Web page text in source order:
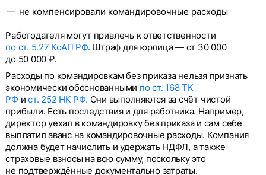
не компенсировали командировочные расходы
Работодателя могут привлечь к ответственности
по ст. 5.27 КоАП РФ. Штраф для юрлица — от 30 000
до 50 000 ₽.
Расходы по командировкам без приказа нельзя признать
экономически обоснованными по ст. 168 ТК
РФ ист. 252 НК РФ. Они выполняются за счёт чистой
прибыли. Есть последствия и для работника. Например,
директор уехал в командировку без приказа и сам себе
выплатил аванс на командировочные расходы. Компания
должна будет начислить и удержать НДФЛ, а также
страховые взносы на всю сумму, поскольку это
не подтверждённые документально затраты.